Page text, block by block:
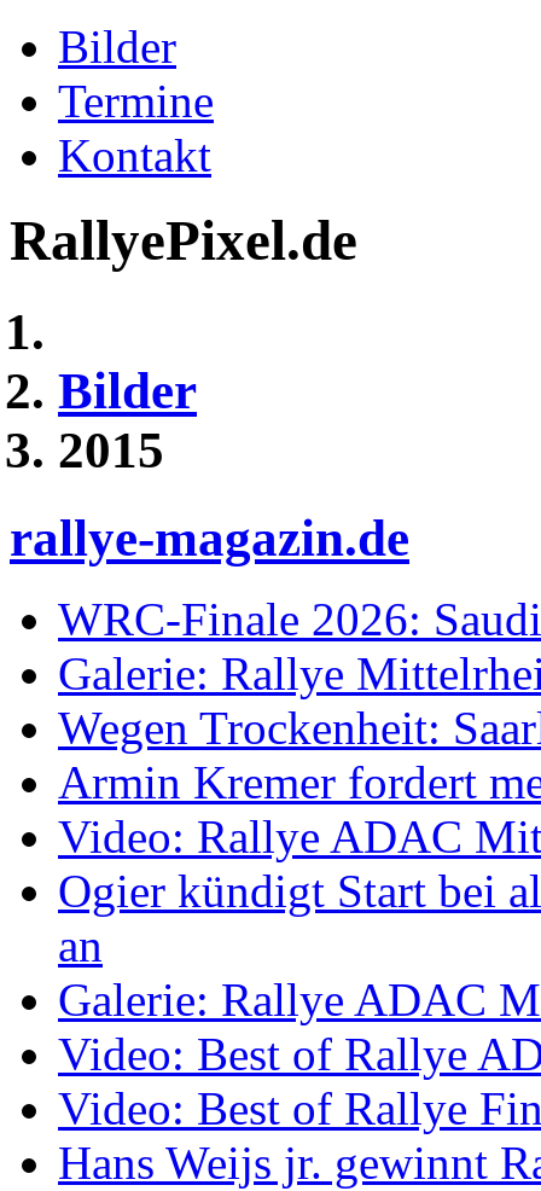
Bilder
Termine
Kontakt
RallyePixel.de
Bilder
2015
rallye-magazin.de
WRC-Finale 2026:
Galerie: Rallye
Wegen Trockenheit:
Armin Kremer fordert
Video: Rallye ADAC
Ogier kündigt Start bei
an
Galerie: Rallye ADAC
Video: Best of Rallye
Video: Best of Rallye
Hans Weijs jr. gewinnt